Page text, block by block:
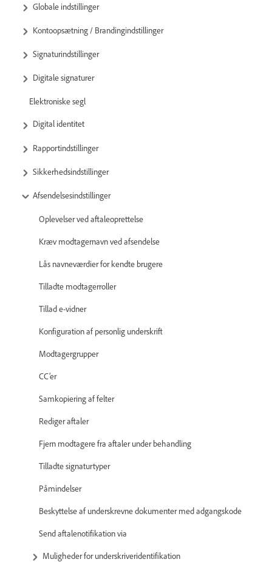
Globale indstillinger
Kontoopsætning / Brandingindstillinger
Signaturindstillinger
Digitale signaturer
Elektroniske segl
Digital identitet
Rapportindstillinger
Sikkerhedsindstillinger
Afsendelsesindstillinger
Oplevelser ved aftaleoprettelse
Kræv modtagernavn ved afsendelse
Lås navneværdier for kendte brugere
Tilladte modtagerroller
Tillad e-vidner
Konfiguration af personlig underskrift
Modtagergrupper
CC’er
Samkopiering af felter
Rediger aftaler
Fjern modtagere fra aftaler under behandling
Tilladte signaturtyper
Påmindelser
Beskyttelse af underskrevne dokumenter med adgangskode
Send aftalenotifikation via
Muligheder for underskriveridentifikation